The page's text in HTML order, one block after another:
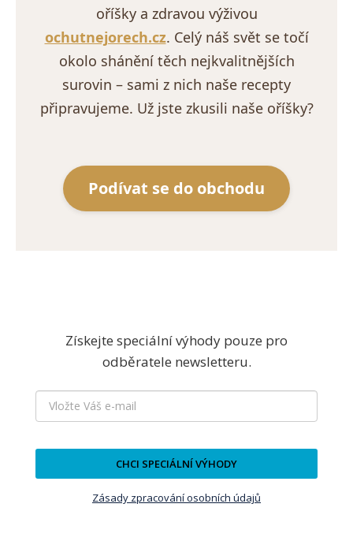
oříšky a zdravou výživou
ochutnejorech.cz. Celý náš svět se točí
okolo shánění těch nejkvalitnějších
surovin – sami z nich naše recepty
připravujeme. Už jste zkusili naše oříšky?
Podívat se do obchodu
Získejte speciální výhody pouze pro
odběratele newsletteru.
CHCI SPECIÁLNÍ VÝHODY
Zásady zpracování osobních údajů